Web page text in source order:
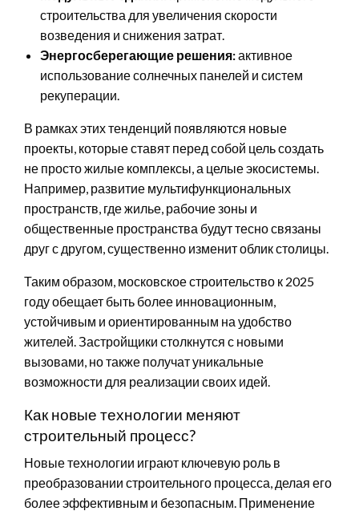
строительства для увеличения скорости
возведения и снижения затрат.
Энергосберегающие решения:активное
использование солнечных панелей и систем
рекуперации.
В рамках этих тенденций появляются новые
проекты, которые ставят перед собой цель создать
не просто жилые комплексы, а целые экосистемы.
Например, развитие мультифункциональных
пространств, где жилье, рабочие зоны и
общественные пространства будут тесно связаны
друг с другом, существенно изменит облик столицы.
Таким образом, московское строительство к 2025
году обещает быть более инновационным,
устойчивым и ориентированным на удобство
жителей. Застройщики столкнутся с новыми
вызовами, но также получат уникальные
возможности для реализации своих идей.
Как новые технологии меняют
строительный процесс?
Новые технологии играют ключевую роль в
преобразовании строительного процесса, делая его
более эффективным и безопасным. Применение